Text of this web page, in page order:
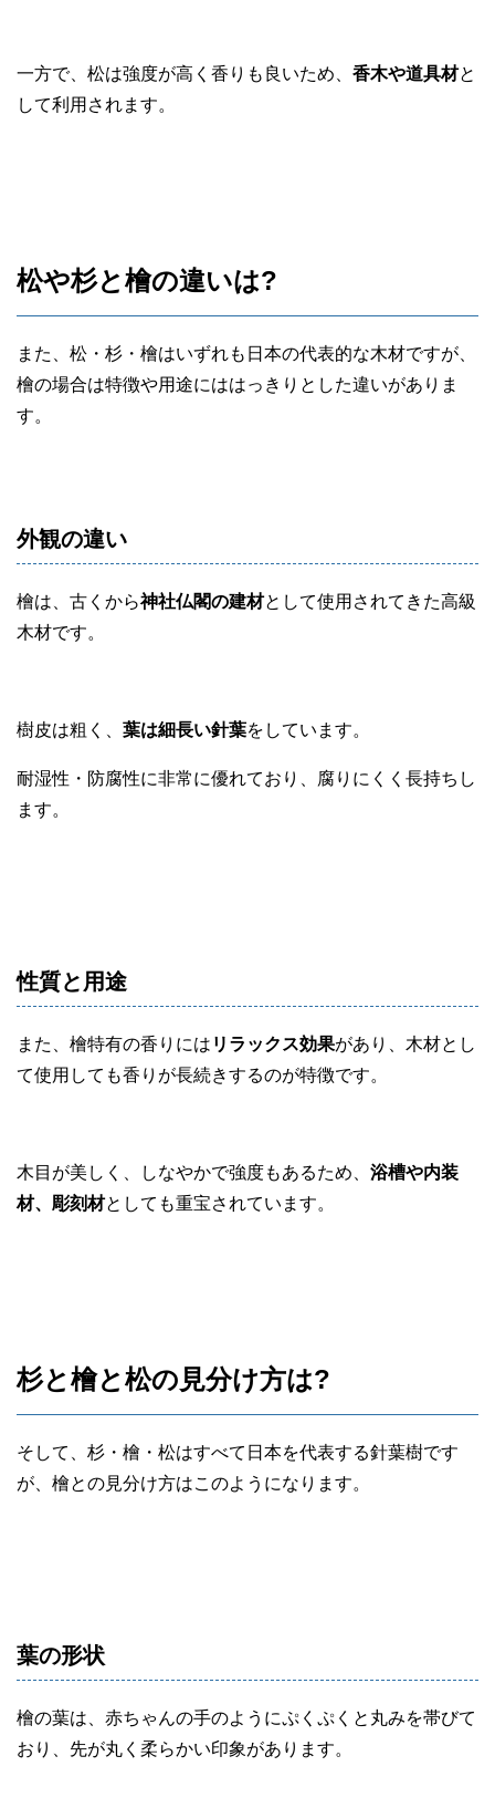
一方で、松は強度が高く香りも良いため、 香木や道具材と
して利用されます。
松や杉と檜の違いは?
また、松・杉・檜はいずれも日本の代表的な木材ですが、
檜の場合は特徴や用途にははっきりとした違いがありま
す。
外観の違い
檜は、古くから神社仏閣の建材として使用されてきた高級
木材です。
樹皮は粗く、 葉は細長い針葉をしています。
耐湿性・防腐性に非常に優れており、腐りにくく長持ちし
ます。
性質と用途
また、檜特有の香りには リラックス効果があり、木材とし
て使用しても香りが長続きするのが特徴です。
木目が美しく、しなやかで強度もあるため、 浴槽や内装
材、彫刻材としても重宝されています。
杉と檜と松の見分け方は?
そして、杉・檜・松はすべて日本を代表する針葉樹です
が、檜との見分け方はこのようになります。
葉の形状
檜の葉は、赤ちゃんの手のようにぷくぷくと丸みを帯びて
おり、先が丸く柔らかい印象があります。